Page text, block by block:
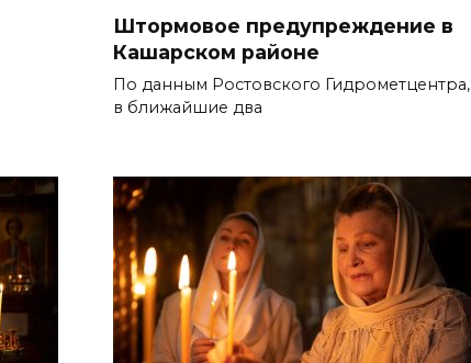
Штормовое предупреждение в
Кашарском районе
По данным Ростовского Гидрометцентра,
в ближайшие два